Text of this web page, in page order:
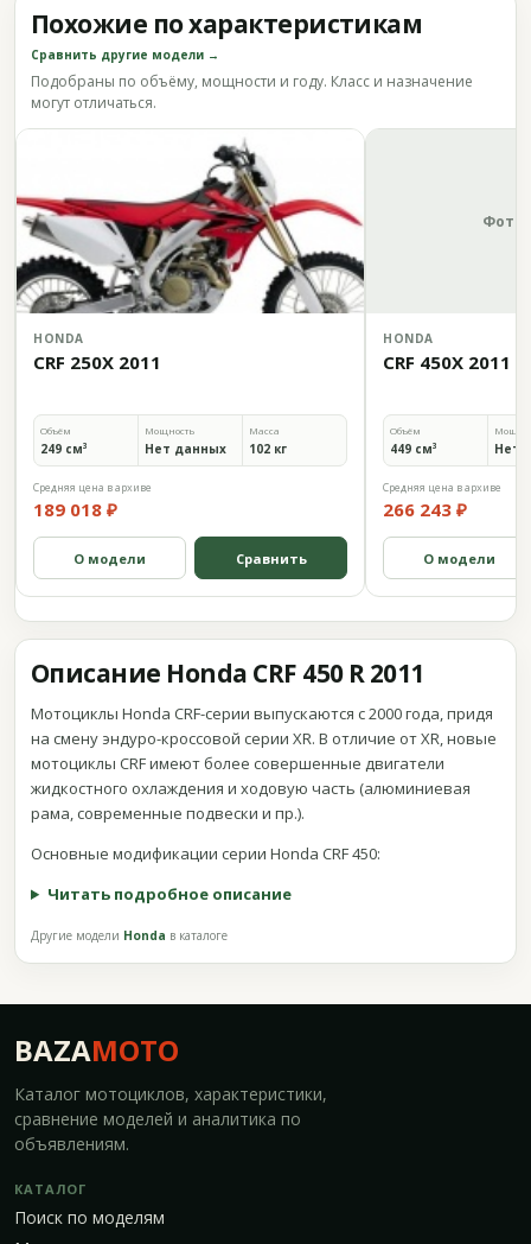
Похожие по характеристикам
Сравнить другие модели →
Подобраны по объёму, мощности и году. Класс и назначение
могут отличаться.
HONDA
CRF 250X 2011
Объём
249 см³
Мощность
Нет данных
Масса
102 кг
Средняя цена в архиве
189 018 ₽
О модели Сравнить
Фото
HONDA
CRF 450X 2011
Объём
449 см³ Нет
Средняя цена в архиве
266 243 ₽
О модели
Описание Honda CRF 450 R 2011
Мотоциклы Honda CRF-серии выпускаются с 2000 года, придя
на смену эндуро-кроссовой серии XR. В отличие от XR, новые
мотоциклы CRF имеют более совершенные двигатели
жидкостного охлаждения и ходовую часть (алюминиевая
рама, современные подвески и пр.).
Основные модификации серии Honda CRF 450:
Читать подробное описание
Другие модели Honda в каталоге
BAZAMOTO
Каталог мотоциклов, характеристики,
сравнение моделей и аналитика по
объявлениям.
КАТАЛОГ
Поиск по моделям